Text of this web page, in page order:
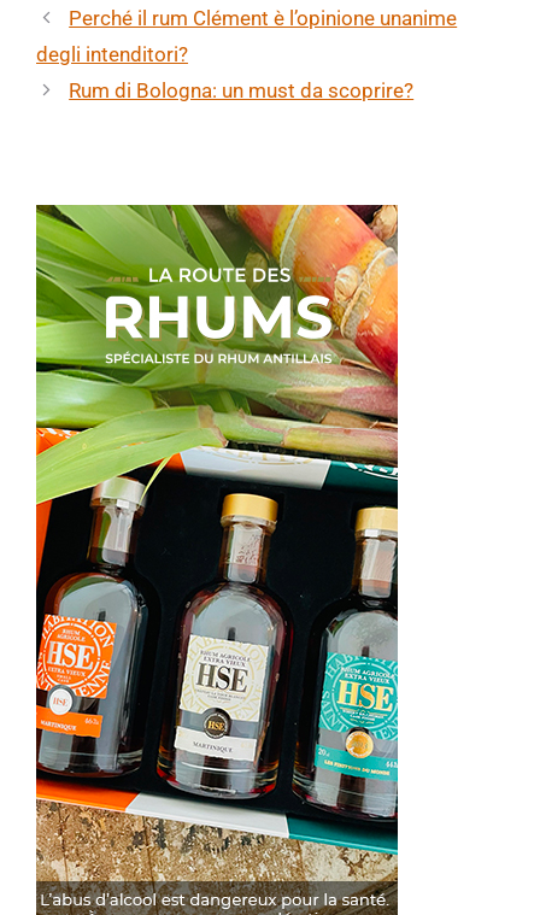
Perché il rum Clément è l’opinione unanime
degli intenditori?
Rum di Bologna: un must da scoprire?